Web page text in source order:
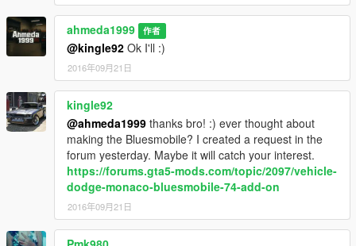
ahmeda1999 作者
@kingle92 Ok I'll :)
2016年09月21日
kingle92
@ahmeda1999 thanks bro! :) ever thought about
making the Bluesmobile? I created a request in the
forum yesterday. Maybe it will catch your interest.
https://forums.gta5-mods.com/topic/2097/vehicle-
dodge-monaco-bluesmobile-74-add-on
2016年09月21日